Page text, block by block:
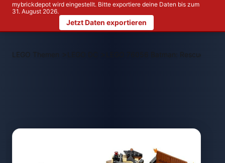
mybrickdepot wird eingestellt. Bitte exportiere deine Daten bis zum
31. August 2026.
Jetzt Daten exportieren
LEGO Themen > LEGO 76056 Batman: Rescue from